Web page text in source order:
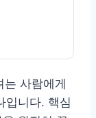
는 사람에게
입니다. 핵심